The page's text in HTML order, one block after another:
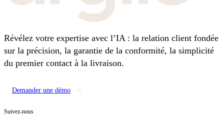
Révélez votre expertise avec l’IA : la relation client fondée
sur la précision, la garantie de la conformité, la simplicité
du premier contact à la livraison.
Demander une démo
Suivez-nous